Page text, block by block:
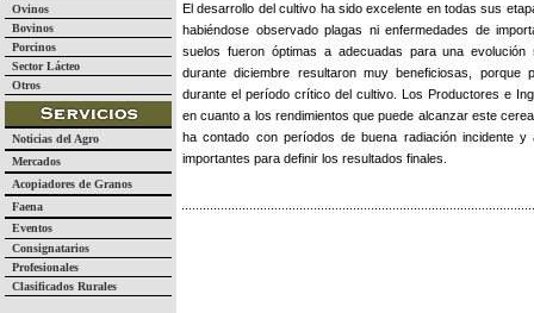
Ovinos
Bovinos
Porcinos
Sector Lácteo
Otros
Noticias del Agro
Mercados
Acopiadores de Granos
Faena
Eventos
Consignatarios
Profesionales
Clasificados Rurales
El desarrollo del cultivo ha sido excelente en todas sus
habiéndose observado plagas ni enfermedades de
suelos fueron óptimas a adecuadas para una evolución
durante diciembre resultaron muy beneficiosas, porque
durante el período crítico del cultivo. Los Productores e
en cuanto a los rendimientos que puede alcanzar este
ha contado con períodos de buena radiación incidente y
importantes para definir los resultados finales.